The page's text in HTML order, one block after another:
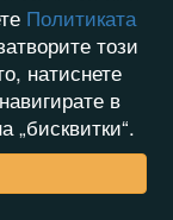
Политиката
този
натиснете
в
„бисквитки“.